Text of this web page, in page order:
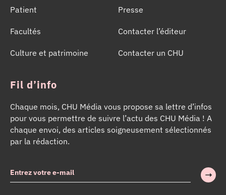
Patient
Facultés
Culture et patrimoine
Presse
Contacter l’éditeur
Contacter un CHU
Fil d’info
Chaque mois, CHU Média vous propose sa lettre d’infos
pour vous permettre de suivre l’actu des CHU Média ! A
chaque envoi, des articles soigneusement sélectionnés
par la rédaction.